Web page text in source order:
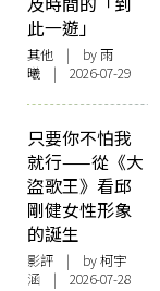
此一遊」
其他 | by 雨
曦 | 2026-07-29
只要你不怕我
就行——從《大
盜歌王》看邱
剛健女性形象
的誕生
影評 | by 柯宇
涵 | 2026-07-28